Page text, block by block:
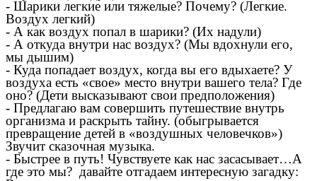
- Шарики легкие или тяжелые? Почему? (Легкие.
Воздух легкий)
- А как воздух попал в шарики? (Их надули)
- А откуда внутри нас воздух? (Мы вдохнули его,
мы дышим)
- Куда попадает воздух, когда вы его вдыхаете? У
воздуха есть «свое» место внутри вашего тела? Где
оно? (Дети высказывают свои предположения)
- Предлагаю вам совершить путешествие внутрь
организма и раскрыть тайну. (обыгрывается
превращение детей в «воздушных человечков»)
Звучит сказочная музыка.
- Быстрее в путь! Чувствуете как нас засасывает…А
где это мы? давайте отгадаем интересную загадку: